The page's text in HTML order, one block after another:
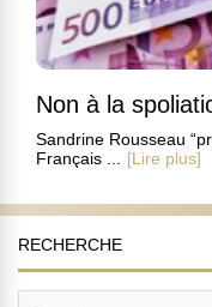
Non à la
Sandrine Rousseau
Français ...
[Lire plus]
RECHERCHE